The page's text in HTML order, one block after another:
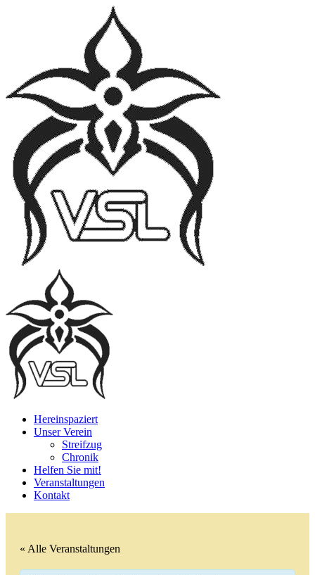
Hereinspaziert
Unser Verein
Streifzug
Chronik
Helfen Sie mit!
Veranstaltungen
Kontakt
« Alle Veranstaltungen